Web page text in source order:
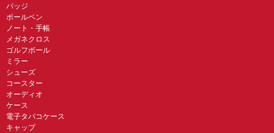
バッジ
ボールペン
ノート・手帳
メガネクロス
ゴルフボール
ミラー
シューズ
コースター
オーディオ
ケース
電子タバコケース
キャップ